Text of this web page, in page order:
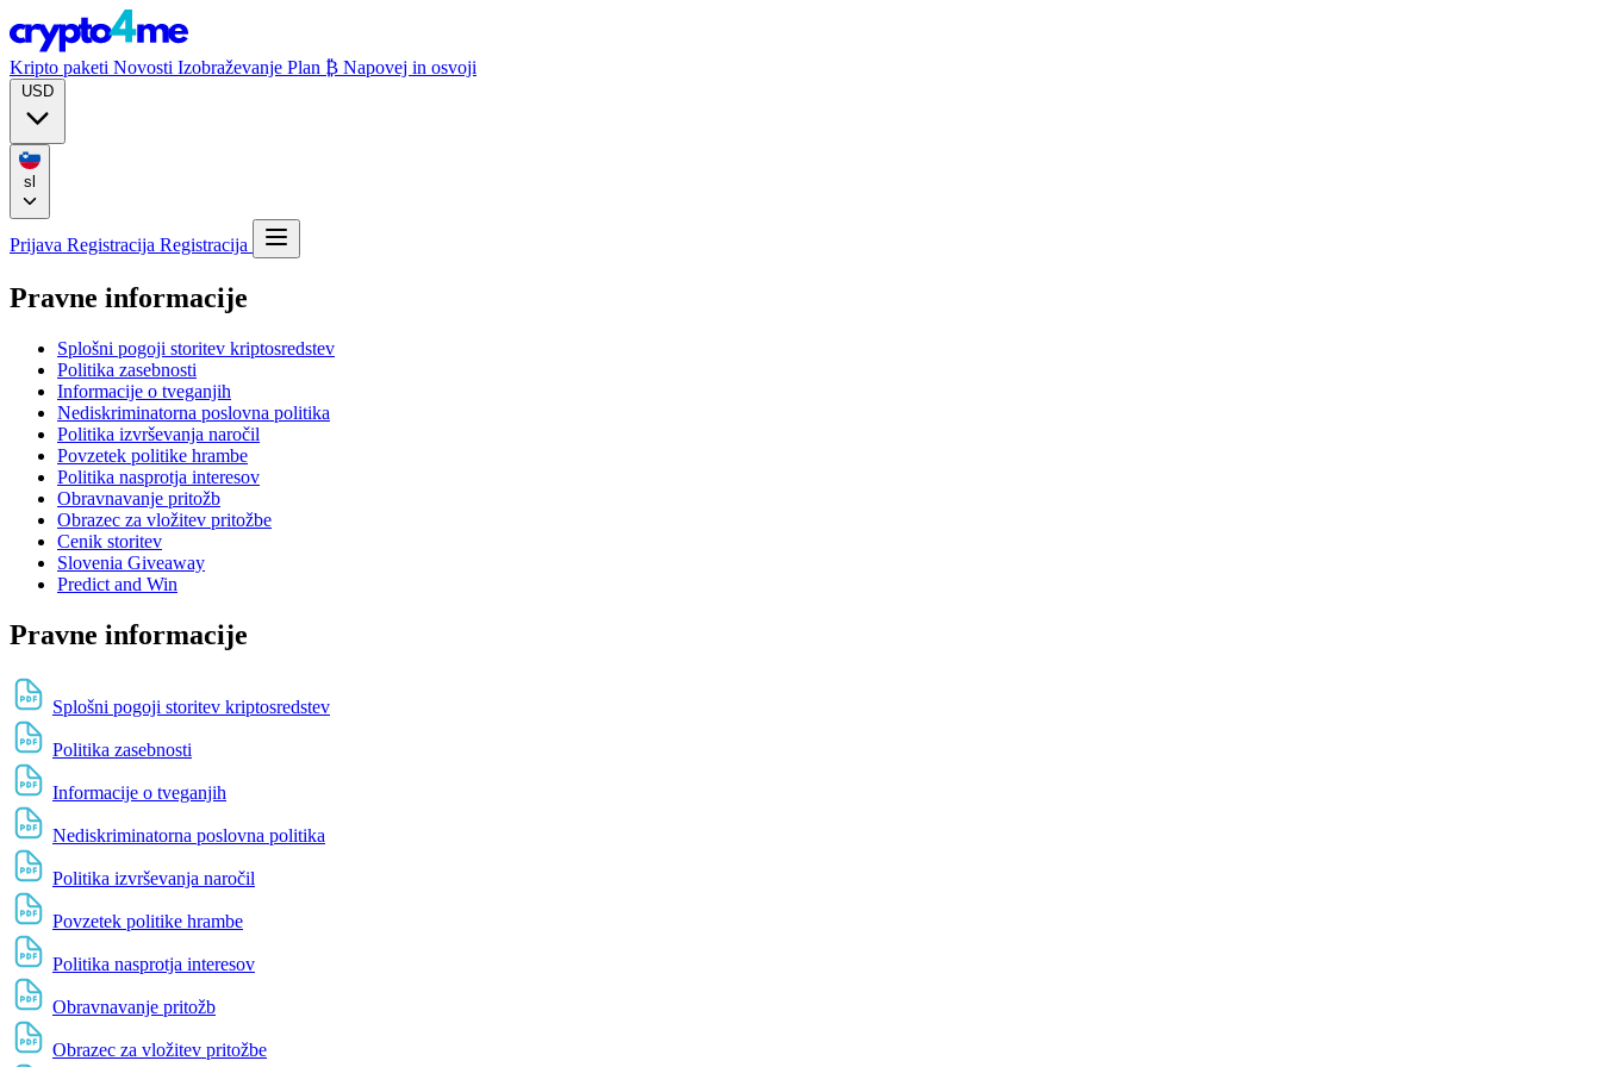
Kripto paketi Novosti Izobraževanje Plan ₿ Napovej in osvoji
Prijava Registracija Registracija
Pravne informacije
Splošni pogoji storitev kriptosredstev
Politika zasebnosti
Informacije o tveganjih
Nediskriminatorna poslovna politika
Politika izvrševanja naročil
Povzetek politike hrambe
Politika nasprotja interesov
Obravnavanje pritožb
Obrazec za vložitev pritožbe
Cenik storitev
Slovenia Giveaway
Predict and Win
Pravne informacije
Splošni pogoji storitev kriptosredstev
Politika zasebnosti
Informacije o tveganjih
Nediskriminatorna poslovna politika
Politika izvrševanja naročil
Povzetek politike hrambe
Politika nasprotja interesov
Obravnavanje pritožb
Obrazec za vložitev pritožbe